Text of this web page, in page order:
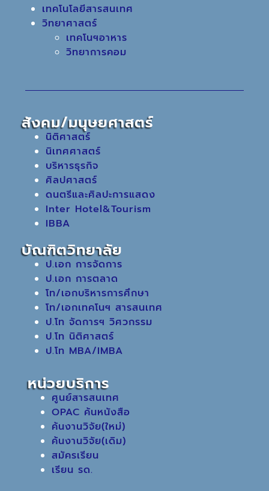
เทคโนโลยีสารสนเทศ
วิทยาศาสตร์
เทคโนฯอาหาร
วิทยาการคอม
สังคม/มนุษยศาสตร์
นิติศาสตร์
นิเทศศาสตร์
บริหารธุรกิจ
ศิลปศาสตร์
ดนตรีและศิลปะการแสดง
Inter Hotel&Tourism
IBBA
บัณฑิตวิทยาลัย
ป.เอก การจัดการ
ป.เอก การตลาด
โท/เอกบริหารการศึกษา
โท/เอกเทคโนฯ สารสนเทศ
ป.โท จัดการฯ วิศวกรรม
ป.โท นิติศาสตร์
ป.โท MBA/IMBA
หน่วยบริการ
ศูนย์สารสนเทศ
OPAC ค้นหนังสือ
ค้นงานวิจัย(ใหม่)
ค้นงานวิจัย(เดิม)
สมัครเรียน
เรียน รด.